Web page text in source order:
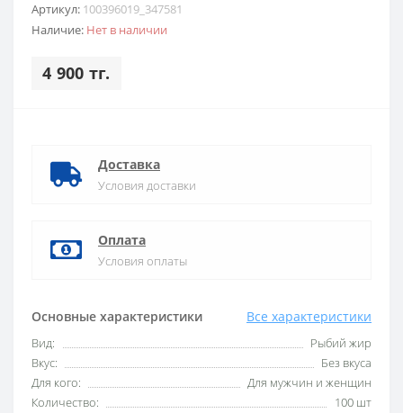
Артикул: 100396019_347581
Наличие: Нет в наличии
4 900 тг.
Основные характеристики Все характеристики
Вид:
Рыбий жир
Вкус:
Без вкуса
Для кого:
Для мужчин и женщин
Количество:
100 шт
Доставка
Условия доставки
Оплата
Условия оплаты